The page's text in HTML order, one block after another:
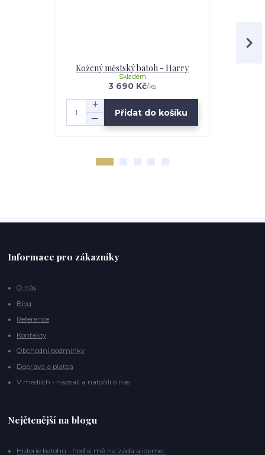
Kožený městský batoh - Harry
3 690 Kč/ks
Skladem
Přidat do košíku
Informace pro zákazníky
O nás
Blog
Reference
Kontakty
Obchodní podmínky
Doprava a platba
V médiích - napsali a natočili o nás
Nejčtenější na blogu
Historie batohu - hoď si mě na záda a jdeme...